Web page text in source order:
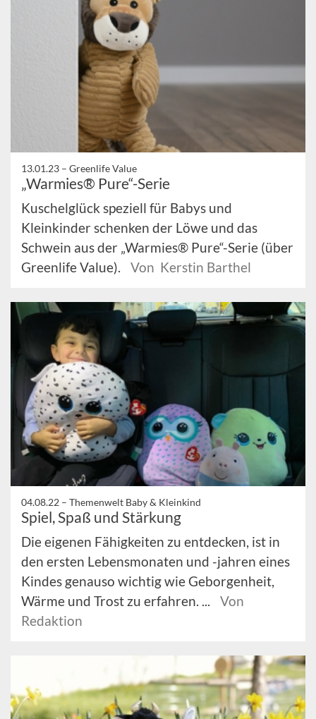
13.01.23 – Greenlife Value
„Warmies® Pure“-Serie
Kuschelglück speziell für Babys und
Kleinkinder schenken der Löwe und das
Schwein aus der „Warmies® Pure“-Serie (über
Greenlife Value).
Von Kerstin Barthel
04.08.22 – Themenwelt Baby & Kleinkind
Spiel, Spaß und Stärkung
Die eigenen Fähigkeiten zu entdecken, ist in
den ersten Lebensmonaten und -jahren eines
Kindes genauso wichtig wie Geborgenheit,
Wärme und Trost zu erfahren. ...
Von
Redaktion